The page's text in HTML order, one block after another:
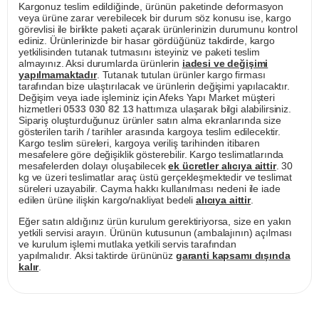
Kargonuz teslim edildiğinde, ürünün paketinde deformasyon
veya ürüne zarar verebilecek bir durum söz konusu ise, kargo
görevlisi ile birlikte paketi açarak ürünlerinizin durumunu kontrol
ediniz. Ürünlerinizde bir hasar gördüğünüz takdirde, kargo
yetkilisinden tutanak tutmasını isteyiniz ve paketi teslim
almayınız. Aksi durumlarda ürünlerin iadesi ve değişimi
yapılmamaktadır. Tutanak tutulan ürünler kargo firması
tarafından bize ulaştırılacak ve ürünlerin değişimi yapılacaktır.
Değişim veya iade işleminiz için Afeks Yapı Market müşteri
hizmetleri0533 030 82 13hattımıza ulaşarak bilgi alabilirsiniz.
Sipariş oluşturduğunuz ürünler satın alma ekranlarında size
gösterilen tarih / tarihler arasında kargoya teslim edilecektir.
Kargo teslim süreleri, kargoya veriliş tarihinden itibaren
mesafelere göre değişiklik gösterebilir. Kargo teslimatlarında
mesafelerden dolayı oluşabilecekek ücretler alıcıya aittir. 30
kg ve üzeri teslimatlar araç üstü gerçekleşmektedir ve teslimat
süreleri uzayabilir. Cayma hakkı kullanılması nedeni ile iade
edilen ürüne ilişkin kargo/nakliyat bedeli alıcıya aittir.
Eğer satın aldığınız ürün kurulum gerektiriyorsa, size en yakın
yetkili servisi arayın. Ürünün kutusunun (ambalajının) açılması
ve kurulum işlemi mutlaka yetkili servis tarafından
yapılmalıdır. Aksi taktirde ürününüz garanti kapsamı dışında
kalır.